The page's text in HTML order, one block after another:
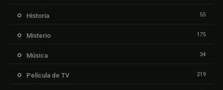
Historia 55
Misterio 175
Música 34
Película de TV 219